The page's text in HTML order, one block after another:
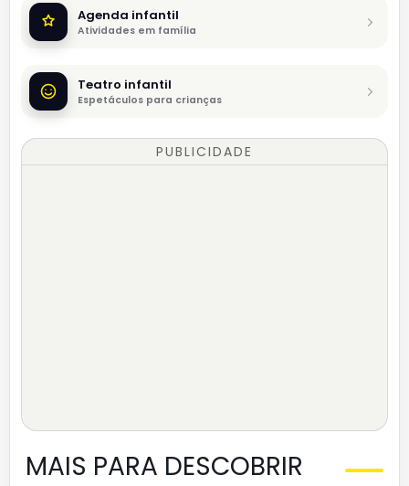
Agenda infantil
Atividades em família
Teatro infantil
Espetáculos para crianças
PUBLICIDADE
MAIS PARA DESCOBRIR